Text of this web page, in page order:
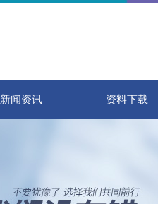
新闻资讯 资料下载